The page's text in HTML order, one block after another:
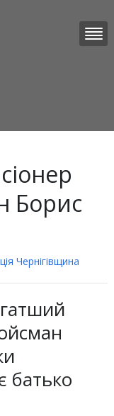
Борис
Чернігівщина
батько